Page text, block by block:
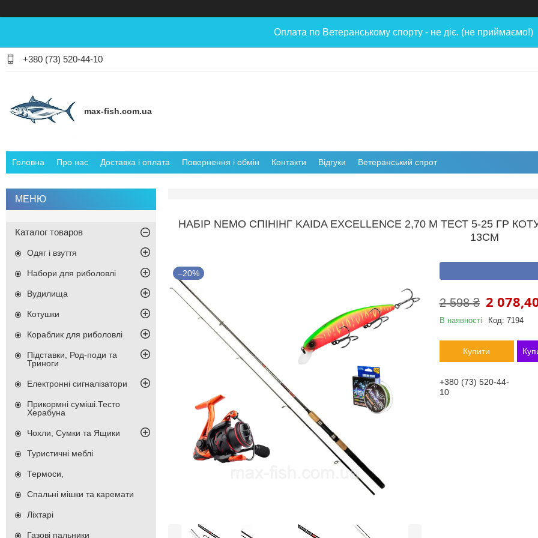
Оплата по Ветеранському спорту - не діє. (не приймаємо!)
+380 (73) 520-44-10
max-fish.com.ua
Головна Про нас Доставка і оплата Повернення і обмін Контакти Відгуки Ветеранський спрот
НАБІР NEMO СПІНІНГ KAIDA EXCELLENCE 2,70 М ТЕСТ 5-25 ГР
13СМ
–20%
2 598 ₴ 2
В наявності Код: 7194
Купити
+380 (73) 520-44-
10
Каталог товаров
Одяг і взуття
Набори для риболовлі
Вудилища
Котушки
Кораблик для риболовлі
Підставки, Род-поди та
Триноги
Електронні сигналізатори
Прикормні суміші.Тесто
Херабуна
Чохли, Сумки та Ящики
Туристичні меблі
Термоси,
Спальні мішки та каремати
Ліхтарі
Газові пальники